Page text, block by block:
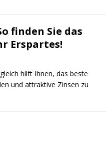
finden Sie das
Erspartes!
hilft Ihnen, das beste
und attraktive Zinsen zu